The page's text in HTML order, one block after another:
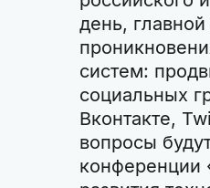
день,
систем:
социальных
Вконтакте,
вопросы
конференции